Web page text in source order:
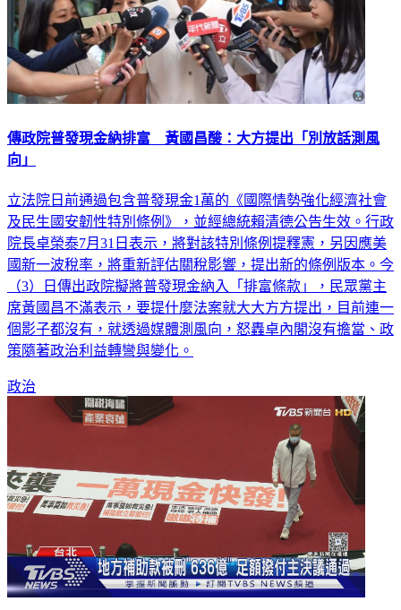
傳政院普發現金納排富 黃國昌酸：大方提出「別放話測風
向」
立法院日前通過包含普發現金1萬的《國際情勢強化經濟社會
及民生國安韌性特別條例》，並經總統賴清德公告生效。行政
院長卓榮泰7月31日表示，將對該特別條例提釋憲，另因應美
國新一波稅率，將重新評估關稅影響，提出新的條例版本。今
（3）日傳出政院擬將普發現金納入「排富條款」，民眾黨主
席黃國昌不滿表示，要提什麼法案就大大方方提出，目前連一
個影子都沒有，就透過媒體測風向，怒轟卓內閣沒有擔當、政
策隨著政治利益轉彎與變化。
政治